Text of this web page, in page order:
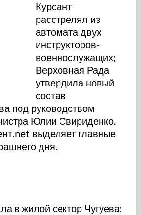
Курсант
расстрелял из
автомата двух
инструкторов-
военнослужащих;
Верховная Рада
утвердила новый
состав
под руководством
Юлии Свириденко.
выделяет главные
дня.
в жилой сектор Чугуева: